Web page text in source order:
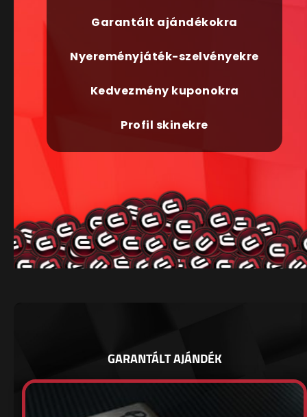
Garantált ajándékokra
Nyereményjáték-szelvényekre
Kedvezmény kuponokra
Profil skinekre
GARANTÁLT AJÁNDÉK